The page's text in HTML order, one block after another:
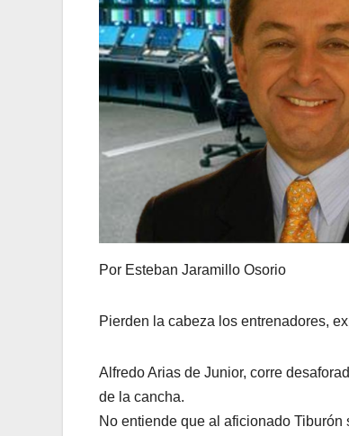
Por Esteban Jaramillo Osorio
Pierden la cabeza los entrenadores,
Alfredo Arias de Junior, corre
de la cancha.
No entiende que al aficionado